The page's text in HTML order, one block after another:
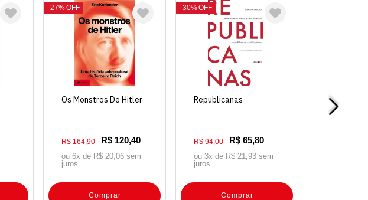
27%OFF
Os Monstros De Hitler
R$ 164,90 R$ 120,40
ou 6x de R$ 20,06 sem
juros
Comprar
30%OFF
Republicanas
R$ 94,00 R$ 65,80
ou 3x de R$ 21,93 sem
juros
Comprar